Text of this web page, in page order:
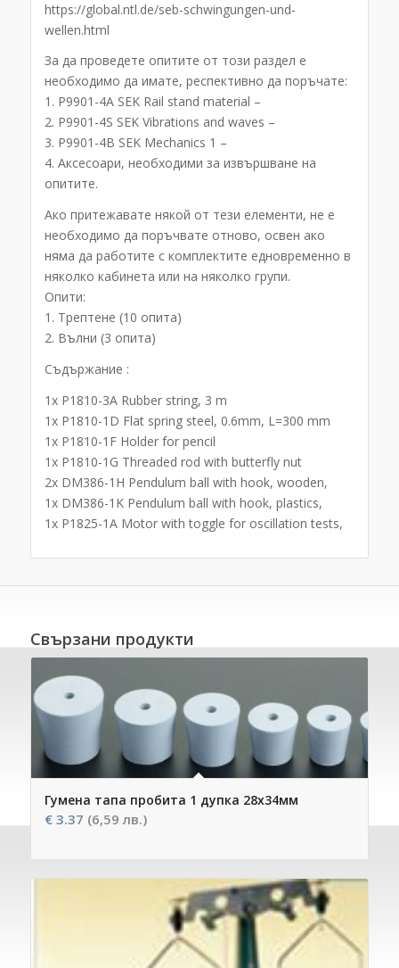
https://global.ntl.de/seb-schwingungen-und-
wellen.html
За да проведете опитите от този раздел е
необходимо да имате, респективно да поръчате:
1. P9901-4A SEK Rail stand material –
2. P9901-4S SEK Vibrations and waves –
3. P9901-4B SEK Mechanics 1 –
4. Аксесоари, необходими за извършване на
опитите.
Ако притежавате някой от тези елементи, не е
необходимо да поръчвате отново, освен ако
няма да работите с комплектите едновременно в
няколко кабинета или на няколко групи.
Опити:
1. Трептене (10 опита)
2. Вълни (3 опита)
Съдържание :
1x P1810-3A Rubber string, 3 m
1x P1810-1D Flat spring steel, 0.6mm, L=300 mm
1x P1810-1F Holder for pencil
1x P1810-1G Threaded rod with butterfly nut
2x DM386-1H Pendulum ball with hook, wooden,
1x DM386-1K Pendulum ball with hook, plastics,
1x P1825-1A Motor with toggle for oscillation tests,
Свързани продукти
Гумена тапа пробита 1 дупка 28х34мм
€3.37 (6,59 лв.)